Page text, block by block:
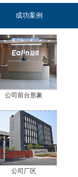
成功案例
公司前台形象
公司厂区